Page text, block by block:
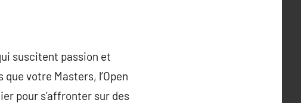
suscitent passion et
votre Masters, l’Open
pour s’affronter sur des